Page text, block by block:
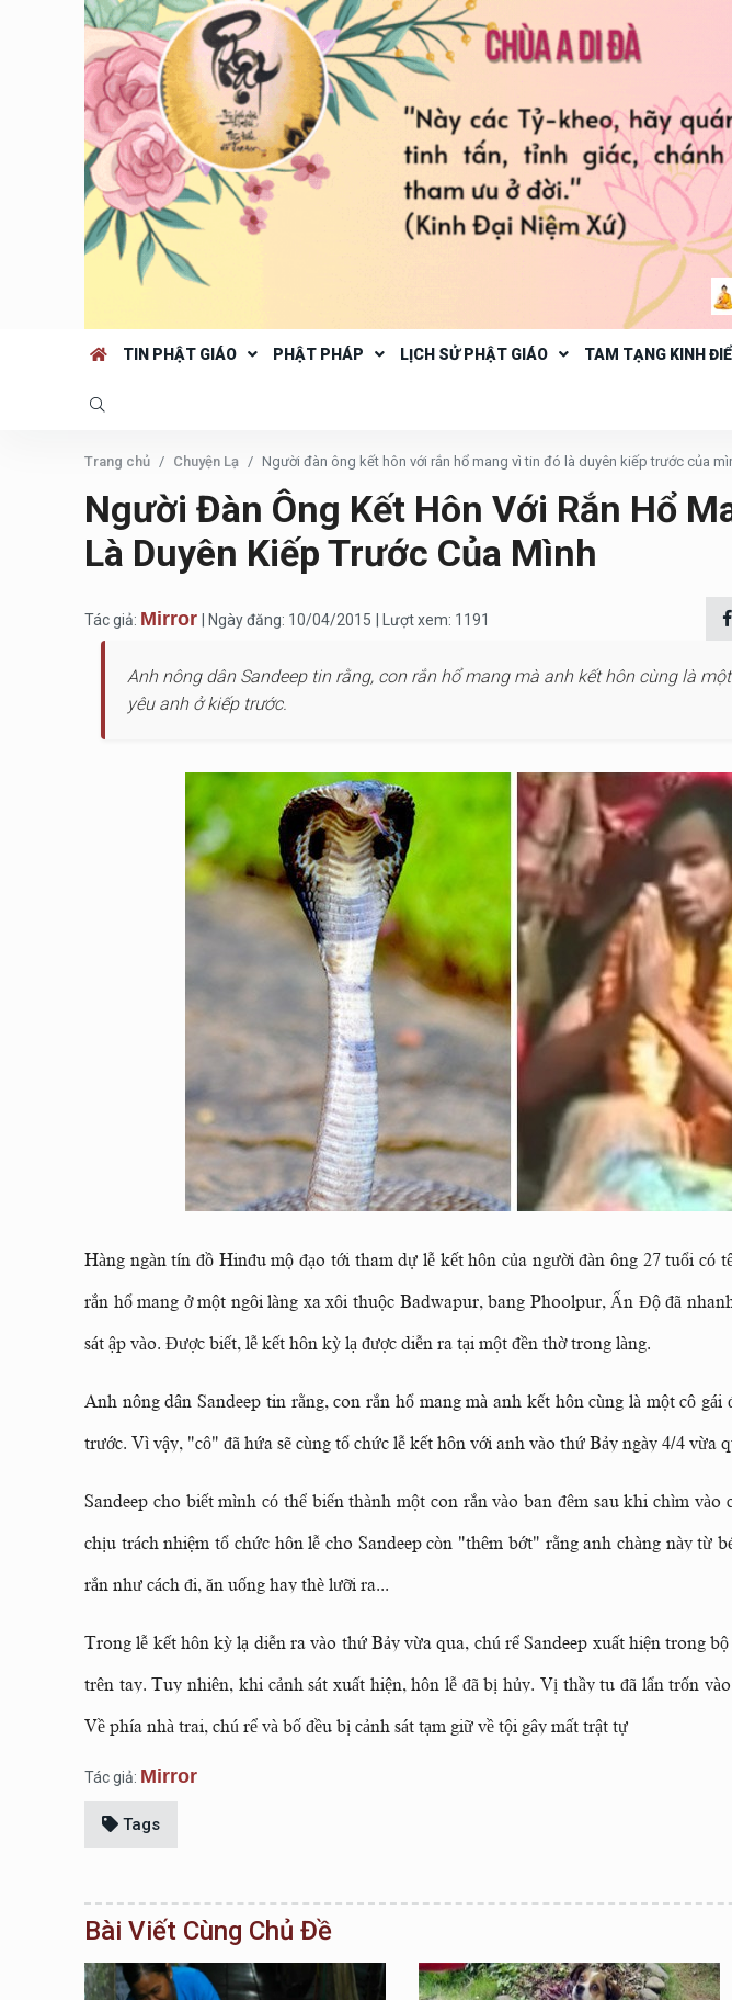
TIN PHẬT GIÁO PHẬT PHÁP LỊCH SỬ PHẬT GIÁO TAM TẠNG KINH
Trang chủ Chuyện Lạ Người đàn ông kết hôn với rắn hổ mang vì tin đó là duyên kiếp trước của
Người Đàn Ông Kết Hôn Với Rắn Hổ
Là Duyên Kiếp Trước Của Mình
Tác giả: Mirror | Ngày đăng: 10/04/2015 | Lượt xem: 1191
Anh nông dân Sandeep tin rằng, con rắn hổ mang mà anh kết hôn cùng là
yêu anh ở kiếp trước.
Hàng ngàn tín đồ Hinđu mộ đạo tới tham dự lễ kết hôn của người đàn ông 27 tuổi có
rắn hổ mang ở một ngôi làng xa xôi thuộc Badwapur, bang Phoolpur, Ấn Độ đã
sát ập vào. Được biết, lễ kết hôn kỳ lạ được diễn ra tại một đền thờ trong làng.
Anh nông dân Sandeep tin rằng, con rắn hổ mang mà anh kết hôn cùng là một cô gái
trước. Vì vậy, "cô" đã hứa sẽ cùng tổ chức lễ kết hôn với anh vào thứ Bảy ngày 4/4 vừa
Sandeep cho biết mình có thể biến thành một con rắn vào ban đêm sau khi chìm vào
chịu trách nhiệm tổ chức hôn lễ cho Sandeep còn "thêm bớt" rằng anh chàng này từ
rắn như cách đi, ăn uống hay thè lưỡi ra...
Trong lễ kết hôn kỳ lạ diễn ra vào thứ Bảy vừa qua, chú rể Sandeep xuất hiện trong
trên tay. Tuy nhiên, khi cảnh sát xuất hiện, hôn lễ đã bị hủy. Vị thầy tu đã lẩn trốn
Về phía nhà trai, chú rể và bố đều bị cảnh sát tạm giữ về tội gây mất trật tự
Tác giả: Mirror
Tags
Bài Viết Cùng Chủ Đề